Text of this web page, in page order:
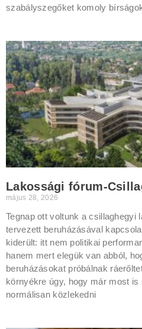
szabályszegőket komoly
Lakossági fórum-
május 28, 2026
Tegnap ott voltunk a csillaghegyi
tervezett beruházásával
kiderült: itt nem politikai
hanem mert elegük van abból,
beruházásokat próbálnak
környékre úgy, hogy már most is
normálisan közlekedni